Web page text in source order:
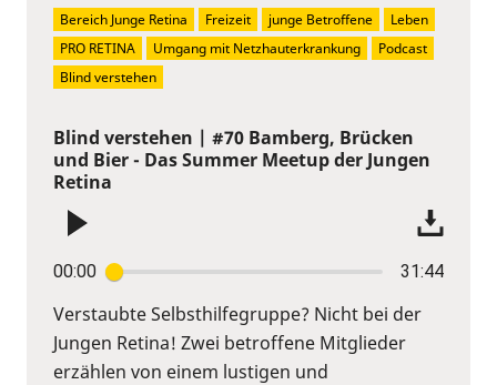
Blind verstehen | #70 Bamberg, Brücken
und Bier - Das Summer Meetup der Jungen
Retina
00:00 31:44
Verstaubte Selbsthilfegruppe? Nicht bei der
Jungen Retina! Zwei betroffene Mitglieder
erzählen von einem lustigen und
Bereich Junge Retina Freizeit junge Betroffene
Leben
PRO RETINA
Umgang mit Netzhauterkrankung
Podcast
Blind verstehen